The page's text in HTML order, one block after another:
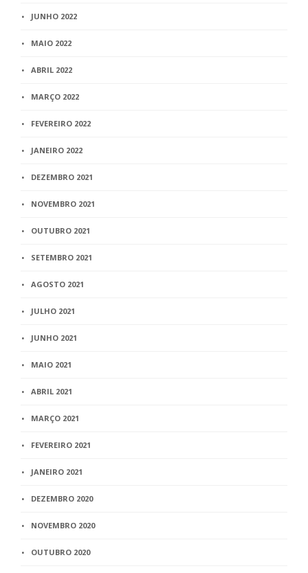
JUNHO 2022
MAIO 2022
ABRIL 2022
MARÇO 2022
FEVEREIRO 2022
JANEIRO 2022
DEZEMBRO 2021
NOVEMBRO 2021
OUTUBRO 2021
SETEMBRO 2021
AGOSTO 2021
JULHO 2021
JUNHO 2021
MAIO 2021
ABRIL 2021
MARÇO 2021
FEVEREIRO 2021
JANEIRO 2021
DEZEMBRO 2020
NOVEMBRO 2020
OUTUBRO 2020